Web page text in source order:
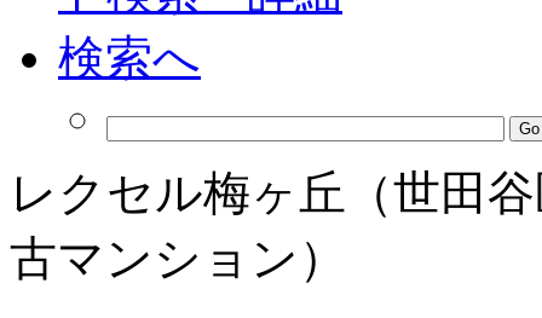
レクセル梅ヶ丘（世田
古マンション）